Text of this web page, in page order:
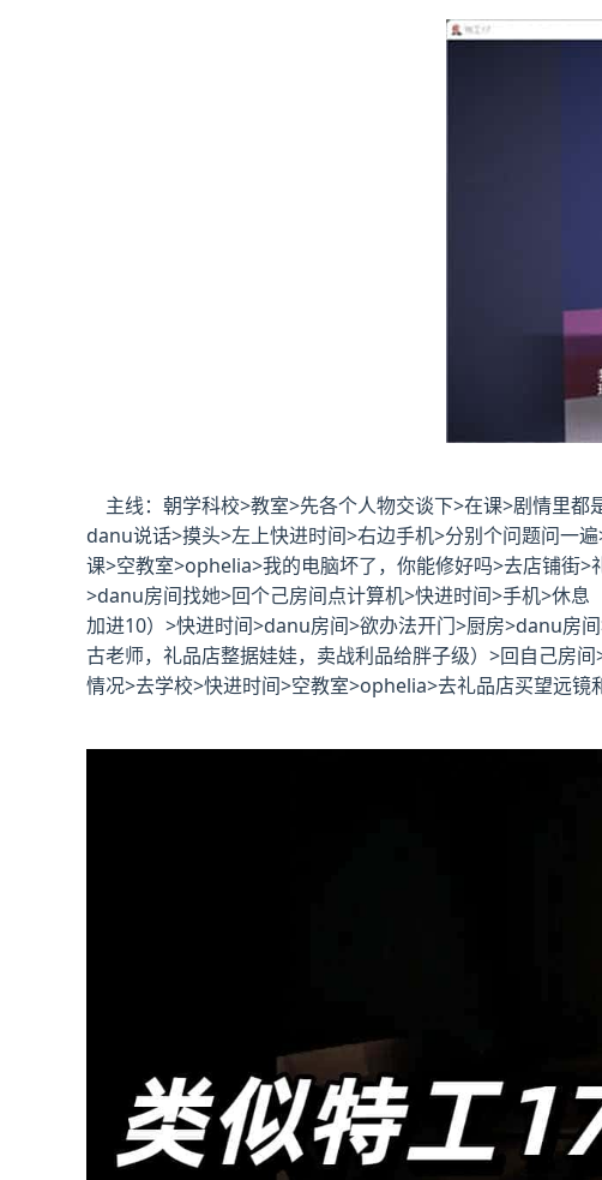
主线：朝学科校>教室>先各个人物交谈下>在课>剧情里
danu说话>摸头>左上快进时间>右边手机>分别个问题问一
课>空教室>ophelia>我的电脑坏了，你能修好吗>去店铺街
>danu房间找她>回个己房间点计算机>快进时间>手机>休
加进10）>快进时间>danu房间>欲办法开门>厨房>danu房
古老师，礼品店整据娃娃，卖战利品给胖子级）>回自己房
情况>去学校>快进时间>空教室>ophelia>去礼品店买望远